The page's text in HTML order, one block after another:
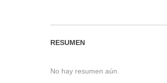
RESUMEN
No hay resumen aún.